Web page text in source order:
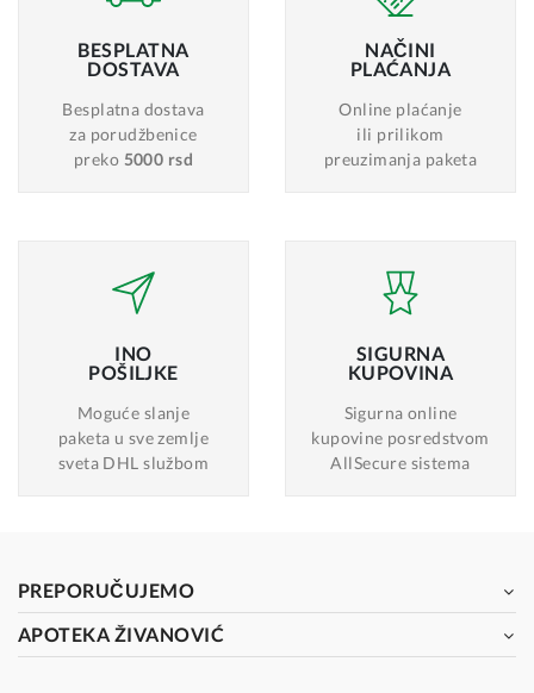
BESPLATNA
DOSTAVA
Besplatna dostava
za porudžbenice
preko 5000 rsd
NAČINI
PLAĆANJA
Online plaćanje
ili prilikom
preuzimanja paketa
INO
POŠILJKE
Moguće slanje
paketa u sve zemlje
sveta DHL službom
SIGURNA
KUPOVINA
Sigurna online
kupovine posredstvom
AllSecure sistema
PREPORUČUJEMO
APOTEKA ŽIVANOVIĆ